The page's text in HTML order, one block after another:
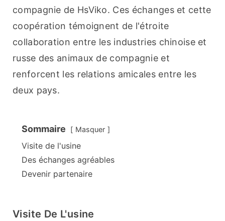
compagnie de HsViko. Ces échanges et cette
coopération témoignent de l'étroite
collaboration entre les industries chinoise et
russe des animaux de compagnie et
renforcent les relations amicales entre les
deux pays.
Sommaire Masquer
Visite de l'usine
Des échanges agréables
Devenir partenaire
Visite De L'usine